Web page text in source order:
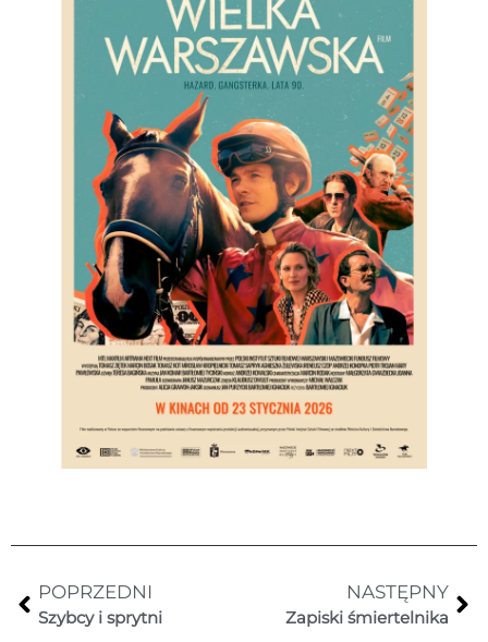
POPRZEDNI
Szybcy i sprytni
NASTĘPNY
Zapiski śmiertelnika